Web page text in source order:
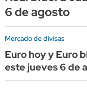
6 de agosto
Mercado de divisas
Euro hoy y Euro
este jueves 6 de